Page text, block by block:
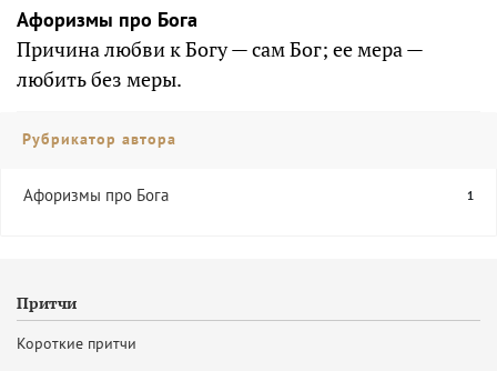
Афоризмы про Бога
Причина любви к Богу — сам Бог; ее мера —
любить без меры.
Рубрикатор автора
Афоризмы про Бога 1
Притчи
Короткие притчи